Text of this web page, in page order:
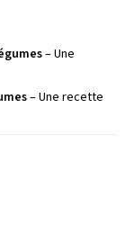
– Une
– Une recette